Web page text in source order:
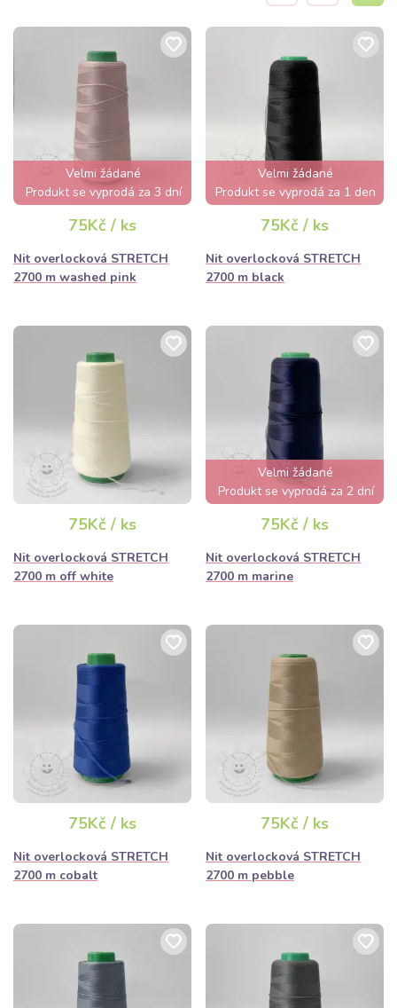
Velmi žádané
Produkt se vyprodá za 3 dní
75Kč / ks
Nit overlocková STRETCH
2700 m washed pink
Velmi žádané
Produkt se vyprodá za 1 den
75Kč / ks
Nit overlocková STRETCH
2700 m black
75Kč / ks
Nit overlocková STRETCH
2700 m off white
Velmi žádané
Produkt se vyprodá za 2 dní
75Kč / ks
Nit overlocková STRETCH
2700 m marine
75Kč / ks
Nit overlocková STRETCH
2700 m cobalt
75Kč / ks
Nit overlocková STRETCH
2700 m pebble